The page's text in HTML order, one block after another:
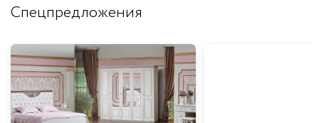
Спецпредложения